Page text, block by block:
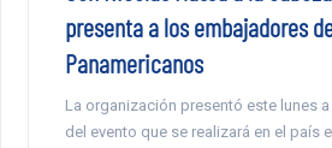
presenta a los embajadores
Panamericanos
La organización presentó este lunes
del evento que se realizará en el país